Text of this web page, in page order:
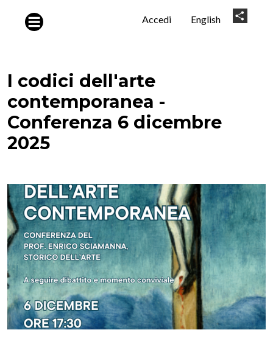
User
Accedi English
I codici dell'arte
contemporanea -
Conferenza 6 dicembre
2025